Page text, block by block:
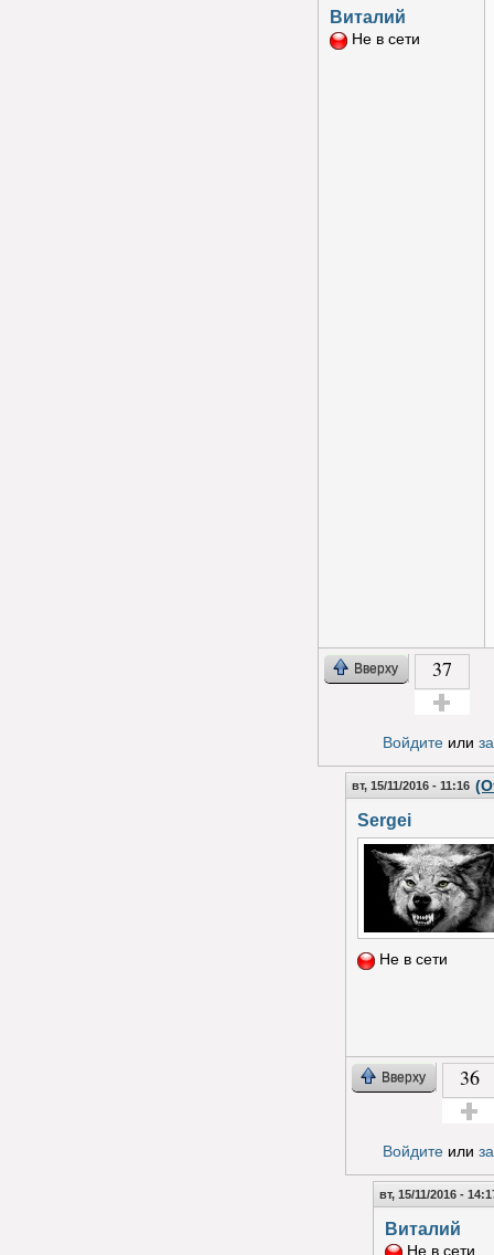
Виталий
Не в сети
Вверху 37
Войдитеили
вт, 15/11/2016 - 11:16
Sergei
Не в сети
Вверху 36
Войдитеили
вт, 15/11/2016 -
Виталий
Не в сети